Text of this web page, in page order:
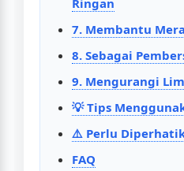
7. Membantu
8. Sebagai
9. Mengurangi
💡 Tips
⚠️ Perlu
FAQ